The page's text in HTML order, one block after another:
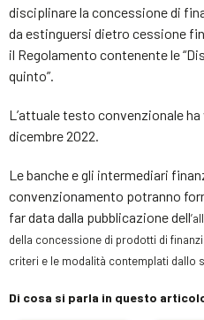
disciplinare la concessione di
da estinguersi dietro cessione
il Regolamento contenente le
quinto”.
L’attuale testo convenzionale ha
dicembre 2022.
Le banche e gli intermediari
convenzionamento potranno
far data dalla pubblicazione dell
della concessione di prodotti di
criteri e le modalità contemplati dallo
Di cosa si parla in questo